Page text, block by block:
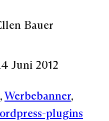
Bauer
4 Juni 2012
, Werbebanner
plugins